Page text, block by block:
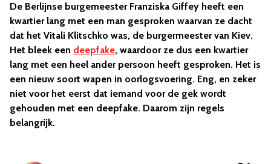
De Berlijnse burgemeester Franziska Giffey heeft een
kwartier lang met een man gesproken waarvan ze dacht
dat het Vitali Klitschko was, de burgermeester van Kiev.
Het bleek een deepfake, waardoor ze dus een kwartier
lang met een heel ander persoon heeft gesproken. Het is
een nieuw soort wapen in oorlogsvoering. Eng, en zeker
niet voor het eerst dat iemand voor de gek wordt
gehouden met een deepfake. Daarom zijn regels
belangrijk.